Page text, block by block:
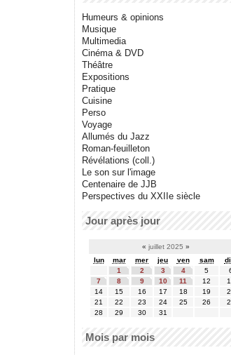
Humeurs & opinions
Musique
Multimedia
Cinéma & DVD
Théâtre
Expositions
Pratique
Cuisine
Perso
Voyage
Allumés du Jazz
Roman-feuilleton
Révélations (coll.)
Le son sur l'image
Centenaire de JJB
Perspectives du XXIIe siècle
Jour après jour
« juillet 2025 »
lun
mar mer jeu ven sam
1
2 3 4 5
7
8 9 10 11 12
14
15 16 17 18 19
21
22 23 24 25 26
28
29 30 31
Mois par mois